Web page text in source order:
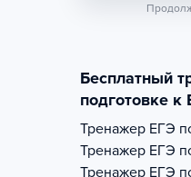
Бесплатный
подготовке к
Тренажер ЕГЭ
Тренажер ЕГЭ
Тренажер ЕГЭ